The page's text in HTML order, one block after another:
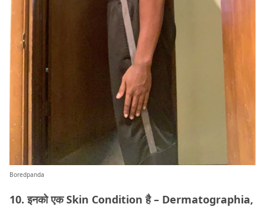
Boredpanda
10. इनको एक Skin Condition है – Dermatographia,